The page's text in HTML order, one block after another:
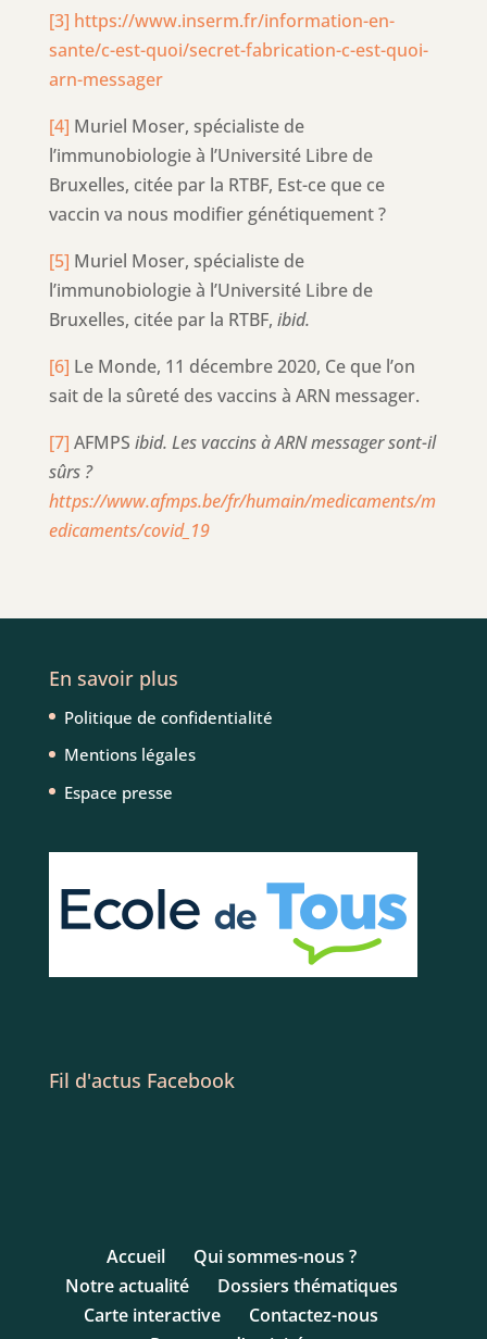
[3] https://www.inserm.fr/information-en-
sante/c-est-quoi/secret-fabrication-c-est-quoi-
arn-messager
[4] Muriel Moser, spécialiste de
l’immunobiologie à l’Université Libre de
Bruxelles, citée par la RTBF, Est-ce que ce
vaccin va nous modifier génétiquement ?
[5] Muriel Moser, spécialiste de
l’immunobiologie à l’Université Libre de
Bruxelles, citée par la RTBF, ibid.
[6] Le Monde, 11 décembre 2020, Ce que l’on
sait de la sûreté des vaccins à ARN messager.
[7] AFMPS ibid. Les vaccins à ARN messager sont-il
sûrs ?
https://www.afmps.be/fr/humain/medicaments/m
edicaments/covid_19
En savoir plus
Politique de confidentialité
Mentions légales
Espace presse
Fil d'actus Facebook
Accueil
Qui sommes-nous ?
Notre actualité
Dossiers thématiques
Carte interactive
Contactez-nous